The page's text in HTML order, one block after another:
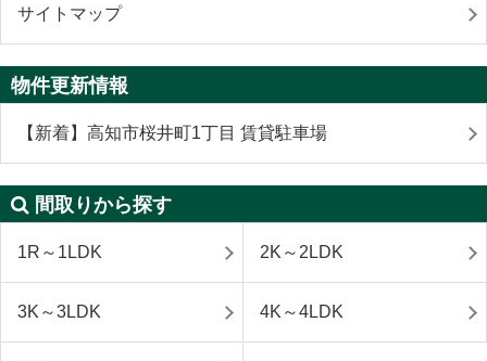
サイトマップ
物件更新情報
【新着】高知市桜井町1丁目 賃貸駐車場
間取りから探す
1R～1LDK 2K～2LDK
3K～3LDK 4K～4LDK